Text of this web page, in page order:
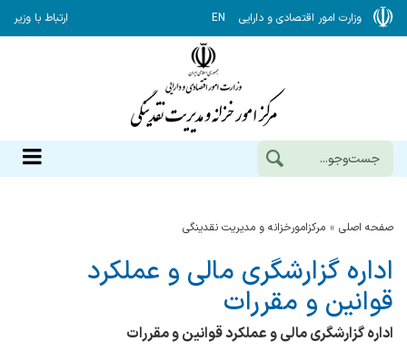
وزارت امور اقتصادی و دارایی EN ارتباط با وزیر
صفحه اصلی مرکزامورخزانه و مدیریت نقدینگی
اداره گزارشگری مالی و عملکرد
قوانین و مقررات
اداره گزارشگری مالی و عملکرد قوانین و مقررات‌